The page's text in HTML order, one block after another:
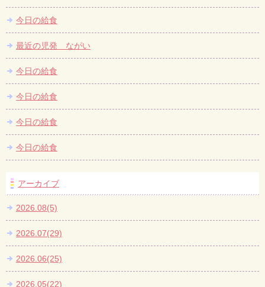
今日の給食
最近の児発 ながい
今日の給食
今日の給食
今日の給食
今日の給食
アーカイブ
2026.08(5)
2026.07(29)
2026.06(25)
2026.05(22)